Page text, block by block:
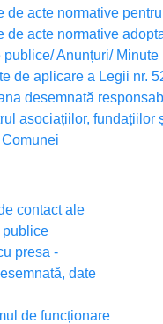
de acte normative
de acte normative
publice/ Anunțuri/ Minute
de aplicare a Legii nr.
desemnată
asociațiilor,
contact ale
publice
presa -
date
de funcționare